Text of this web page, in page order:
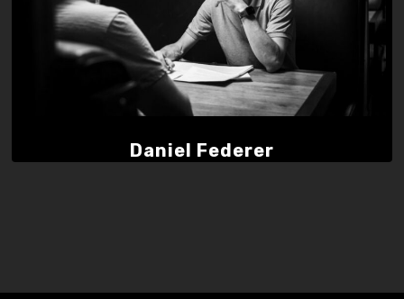
Daniel Federer